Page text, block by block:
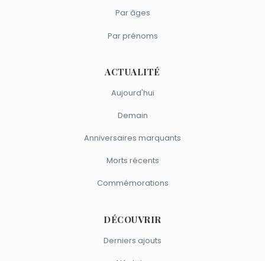
Par âges
Par prénoms
ACTUALITÉ
Aujourd'hui
Demain
Anniversaires marquants
Morts récents
Commémorations
DÉCOUVRIR
Derniers ajouts